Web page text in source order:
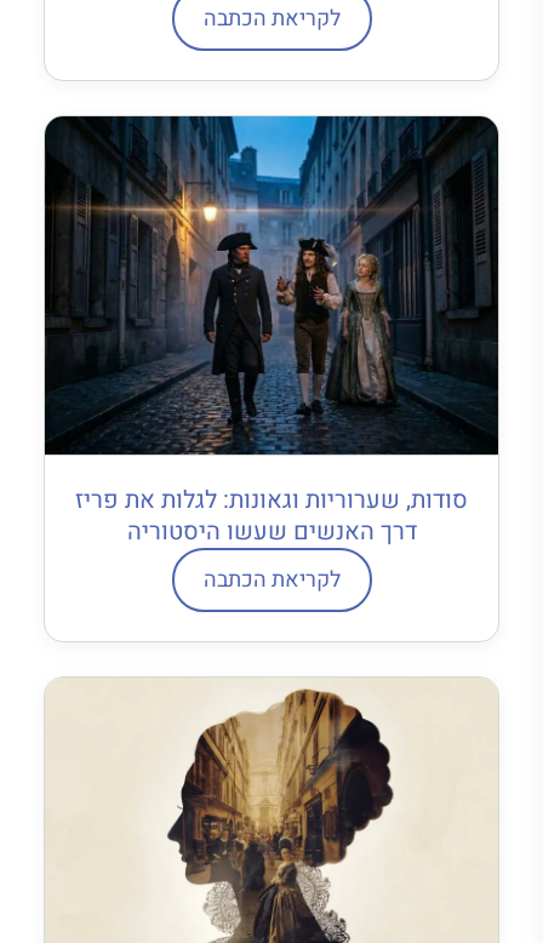
לקריאת הכתבה
סודות, שערוריות וגאונות: לגלות את פריז
דרך האנשים שעשו היסטוריה
לקריאת הכתבה